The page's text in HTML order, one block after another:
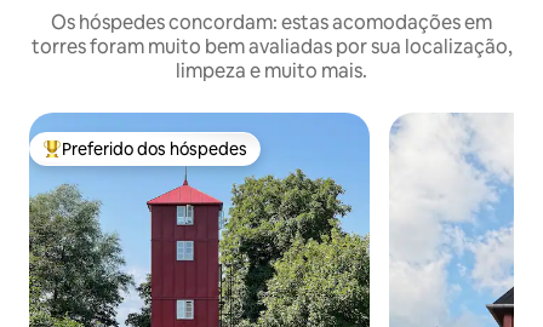
Os hóspedes concordam: estas acomodações em
torres foram muito bem avaliadas por sua localização,
limpeza e muito mais.
Entre os melhores preferidos dos hóspedes
Preferido dos hóspedes